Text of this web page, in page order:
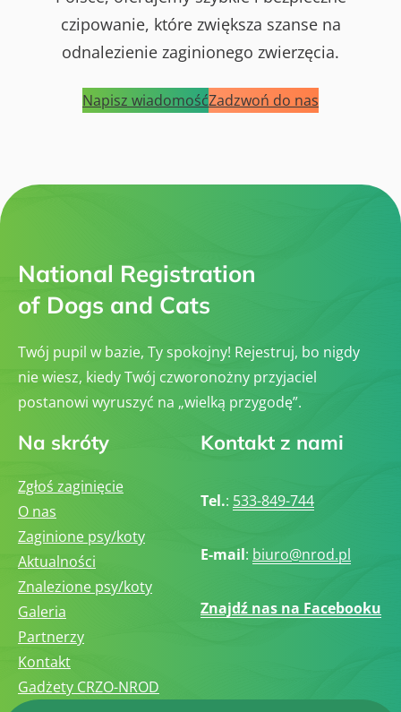
czipowanie, które zwiększa szanse na
odnalezienie zaginionego zwierzęcia.
Napisz wiadomośćZadzwoń do nas
National Registration
of Dogs and Cats
Twój pupil w bazie, Ty spokojny! Rejestruj, bo nigdy
nie wiesz, kiedy Twój czworonożny przyjaciel
postanowi wyruszyć na „wielką przygodę”.
Na skróty
Zgłoś zaginięcie
O nas
Zaginione psy/koty
Aktualności
Znalezione psy/koty
Galeria
Partnerzy
Kontakt
Gadżety CRZO-NROD
Kontakt z nami
Tel.: 533-849-744
E-mail: biuro@nrod.pl
Znajdź nas na Facebooku